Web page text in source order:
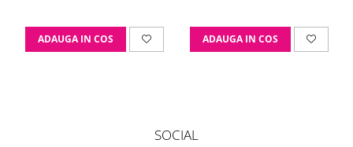
ADAUGA IN COS ADAUGA IN COS
SOCIAL